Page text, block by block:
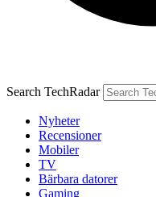
Search TechRadar
Nyheter
Recensioner
Mobiler
TV
Bärbara datorer
Gaming